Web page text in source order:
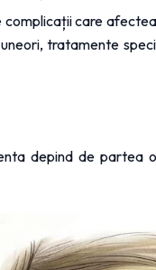
care
tratamente
depind de partea